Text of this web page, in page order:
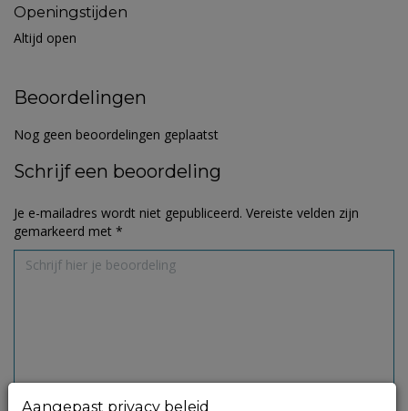
Openingstijden
Altijd open
Beoordelingen
Nog geen beoordelingen geplaatst
Schrijf een beoordeling
Je e-mailadres wordt niet gepubliceerd. Vereiste velden zijn
gemarkeerd met *
Aangepast privacy beleid